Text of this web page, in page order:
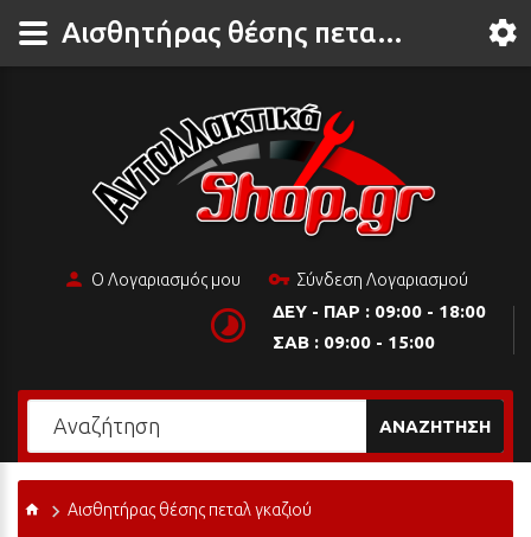
Ο Λογαριασμός μου Σύνδεση Λογαριασμού
ΔΕΥ - ΠΑΡ : 09:00 - 18:00
ΣΑΒ : 09:00 - 15:00
ΑΝΑΖΉΤΗΣΗ
Αισθητήρας θέσης πεταλ γκαζιού
Αισθητήρας θέσης πεταλ γκαζιού